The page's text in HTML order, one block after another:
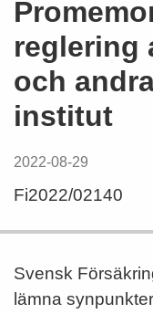
reglering
och
institut
2022-08-29
Fi2022/02140
Svensk
lämna